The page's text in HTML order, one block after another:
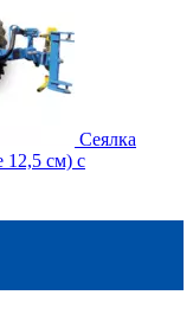
Сеялка
12,5 см) с